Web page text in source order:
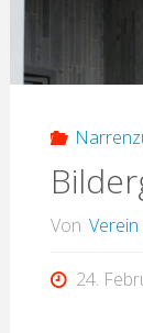
Von
24.